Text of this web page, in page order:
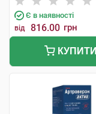
Є в наявності
від 816.00 грн
КУПИТИ